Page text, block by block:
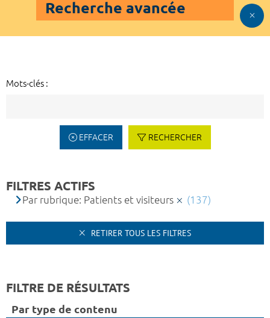
Recherche avancée
Mots-clés :
EFFACER RECHERCHER
FILTRES ACTIFS
Par rubrique: Patients et visiteurs (137)
RETIRER TOUS LES FILTRES
FILTRE DE RÉSULTATS
Par type de contenu